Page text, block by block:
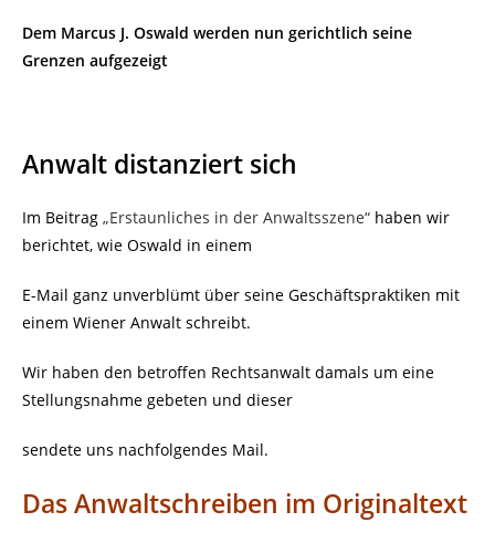
Dem Marcus J. Oswald werden nun gerichtlich seine
Grenzen aufgezeigt
Anwalt distanziert sich
Im Beitrag „Erstaunliches in der Anwaltsszene“ haben wir
berichtet, wie Oswald in einem
E-Mail ganz unverblümt über seine Geschäftspraktiken mit
einem Wiener Anwalt schreibt.
Wir haben den betroffen Rechtsanwalt damals um eine
Stellungsnahme gebeten und dieser
sendete uns nachfolgendes Mail.
Das Anwaltschreiben im Originaltext